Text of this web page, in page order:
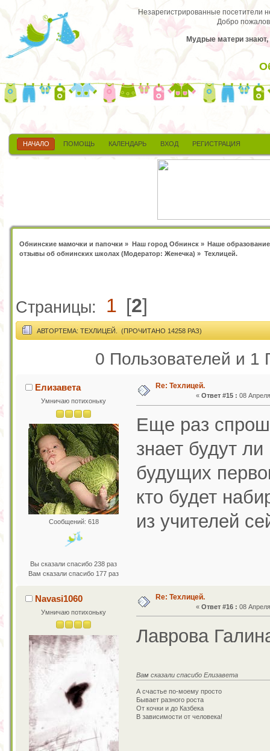
Незарегистрированные посетители
Добро
Мудрые матери знают,
НАЧАЛО ПОМОЩЬ КАЛЕНДАРЬ ВХОД РЕГИСТРАЦИЯ
Обнинские мамочки и папочки » Наш город Обнинск» Наше образование
отзывы об обнинских школах (Модератор:Женечка) » Техлицей.
Страницы: 1 [2]
АВТОРТЕМА: ТЕХЛИЦЕЙ. (ПРОЧИТАНО 14258 РАЗ)
0 Пользователей и 1
Елизавета
Умничаю потихоньку
Сообщений: 618
Вы сказали спасибо 238 раз
Вам сказали спасибо 177 раз
Re: Техлицей.
«Ответ #15 : 08
Еще раз
знает будут
будущих
кто будет
из учителей
Navasi1060
Умничаю потихоньку
Re: Техлицей.
«Ответ #16 : 08
Лаврова
Вам сказали спасибо Елизавета
А счастье по-моему просто
Бывает разного роста
От кочки и до Казбека
В зависимости от человека!